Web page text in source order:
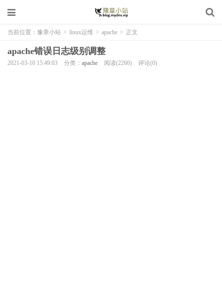
当前位置： 豫章小站 > linux运维 > apache > 正文
apache错误日志级别调整
2021-03-10 15:49:03 分类： apache 阅读(2260) 评论(0)